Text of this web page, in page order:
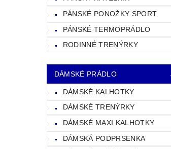
PÁNSKÉ PONOŽKY SPORT
PÁNSKÉ TERMOPRÁDLO
RODINNÉ TRENÝRKY
DÁMSKÉ PRÁDLO
DÁMSKÉ KALHOTKY
DÁMSKÉ TRENÝRKY
DÁMSKÉ MAXI KALHOTKY
DÁMSKÁ PODPRSENKA